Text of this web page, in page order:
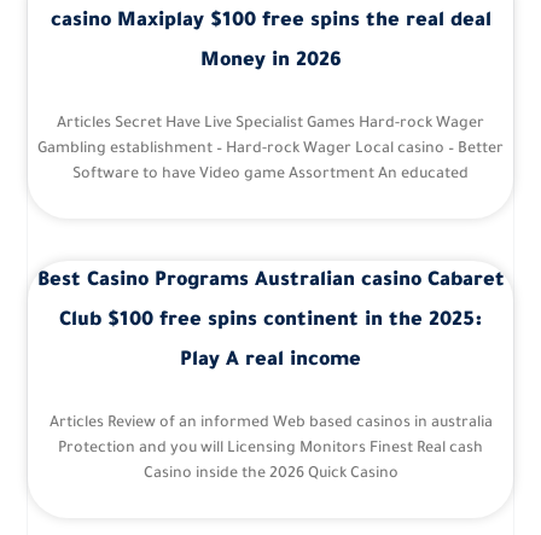
casino Maxiplay $100 free spins the real deal
Money in 2026
Articles Secret Have Live Specialist Games Hard-rock Wager
Gambling establishment – Hard-rock Wager Local casino – Better
Software to have Video game Assortment An educated
Best Casino Programs Australian casino Cabaret
Club $100 free spins continent in the 2025:
Play A real income
Articles Review of an informed Web based casinos in australia
Protection and you will Licensing Monitors Finest Real cash
Casino inside the 2026 Quick Casino